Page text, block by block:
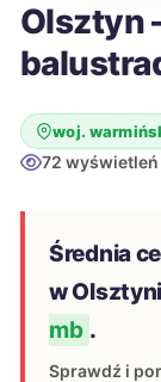
Olsztyn
woj.
72 wyświetleń
Średnia
w
mb .
Sprawdź i